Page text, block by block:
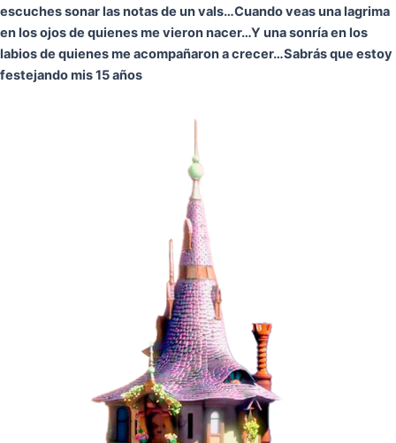
escuches sonar las notas de un vals…Cuando veas una lagrima
en los ojos de quienes me vieron nacer…Y una sonría en los
labios de quienes me acompañaron a crecer…Sabrás que estoy
festejando mis 15 años